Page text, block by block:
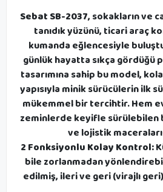
Sebat SB-2037, sokakların ve
tanıdık yüzünü, ticari araç
kumanda eğlencesiyle
günlük hayatta sıkça gördüğü
tasarımına sahip bu model,
yapısıyla minik sürücülerin ilk
mükemmel bir tercihtir. Hem
zeminlerde keyifle sürülebilen
ve lojistik
2 Fonksiyonlu Kolay Kontrol:
bile zorlanmadan
edilmiş, ileri ve geri (virajlı